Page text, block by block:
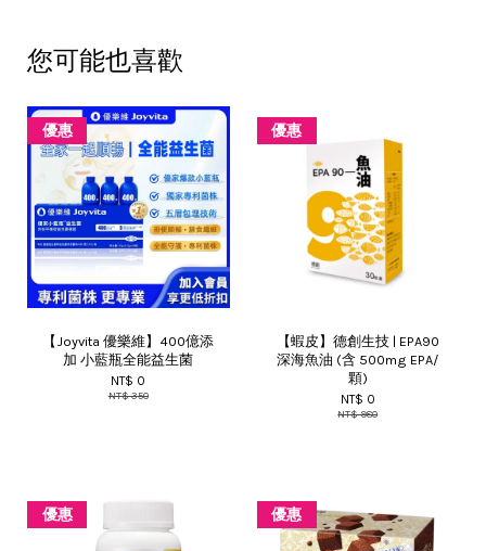
您可能也喜歡
優惠
【Joyvita 優樂維】400億添
加 小藍瓶全能益生菌
NT$ 0
NT$ 350
優惠
【蝦皮】德創生技 | EPA90
深海魚油 (含 500mg EPA/
顆)
NT$ 0
NT$ 980
優惠 優惠